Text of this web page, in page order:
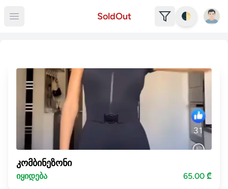
Open main menu SoldOut 🌓 Open
კომბინეზონი
იყიდება 65.00 ₾